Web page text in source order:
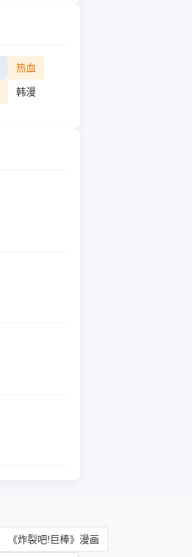
热血
韩漫
《炸裂吧!巨棒》漫画